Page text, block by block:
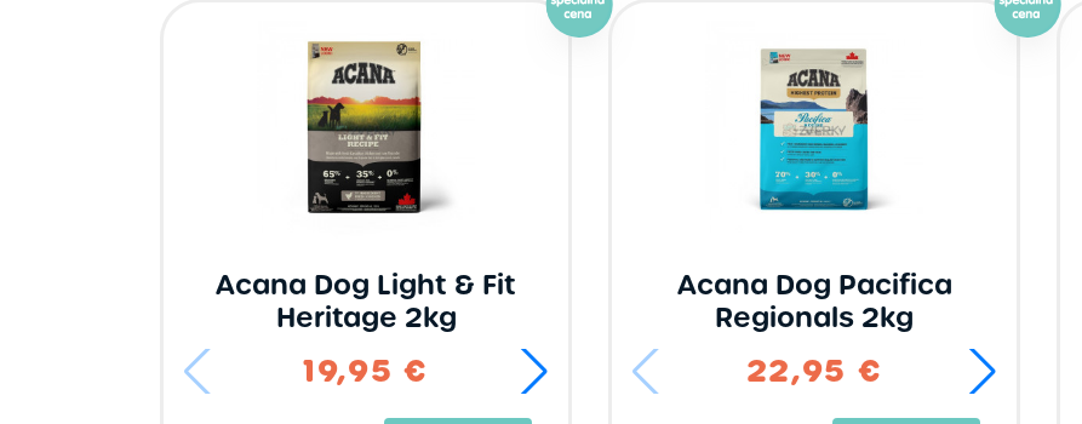
Acana Dog Light & Fit
Heritage 2kg
19,95 € 44,95 €
Acana Dog Pacifica
Regionals 2kg
22,95 €